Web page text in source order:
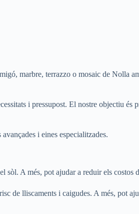
marbre, terrazzo o mosaic de Nolla
i pressupost. El nostre objectiu
i eines especialitzades.
A més, pot ajudar a reduir els costos
de lliscaments i caigudes. A més, pot